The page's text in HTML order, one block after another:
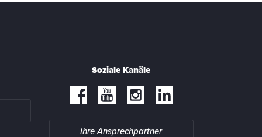
Soziale Kanäle
Ihre Ansprechpartner